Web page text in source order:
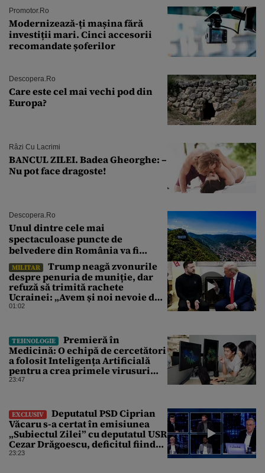
Promotor.ro
Modernizează-ți mașina fără
investiții mari. Cinci accesorii
recomandate șoferilor
Descopera.ro
Care este cel mai vechi pod din
Europa?
Râzi Cu Lacrimi
BANCUL ZILEI. Badea Gheorghe: –
Nu pot face dragoste!
Descopera.ro
Unul dintre cele mai
spectaculoase puncte de
belvedere din România va fi
restaurat
MILITAR
Trump neagă zvonurile
despre penuria de muniție, dar
refuză să trimită rachete
Ucrainei: „Avem și noi nevoie de
rachete”
01:02
TEHNOLOGIE
Premieră în
Medicină: O echipă de cercetători
a folosit Inteligența Artificială
pentru a crea primele virusuri
sintetice la tratarea de E.coli
23:47
EXCLUSIV
Deputatul PSD Ciprian
Văcaru s-a certat în emisiunea
„Subiectul Zilei” cu deputatul USR
Cezar Drăgoescu, deficitul fiind
motivul scandalului
23:23